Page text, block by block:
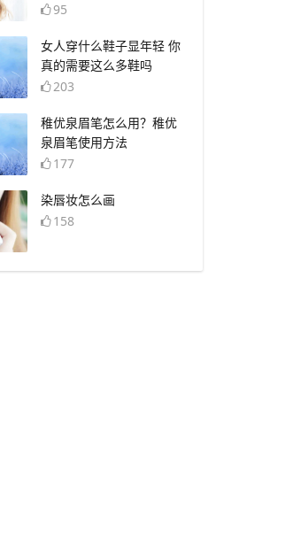
95
​女人穿什么鞋子显年轻 你
真的需要这么多鞋吗
203
​稚优泉眉笔怎么用？稚优
泉眉笔使用方法
177
​染唇妆怎么画
158